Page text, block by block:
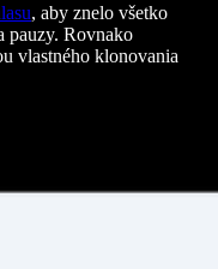
, aby znelo všetko
pauzy. Rovnako
vlastného klonovania